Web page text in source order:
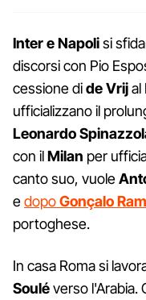
Inter e Napolisi
discorsi con Pio
cessione dide Vrijal
ufficializzano il
Leonardo
con ilMilan per
canto suo, vuole
edopoGonçalo
portoghese.
In casa Roma si
Souléverso l'Arabia.